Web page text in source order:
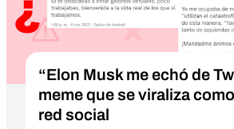
“Elon Musk me echó de
meme que se viraliza
red social